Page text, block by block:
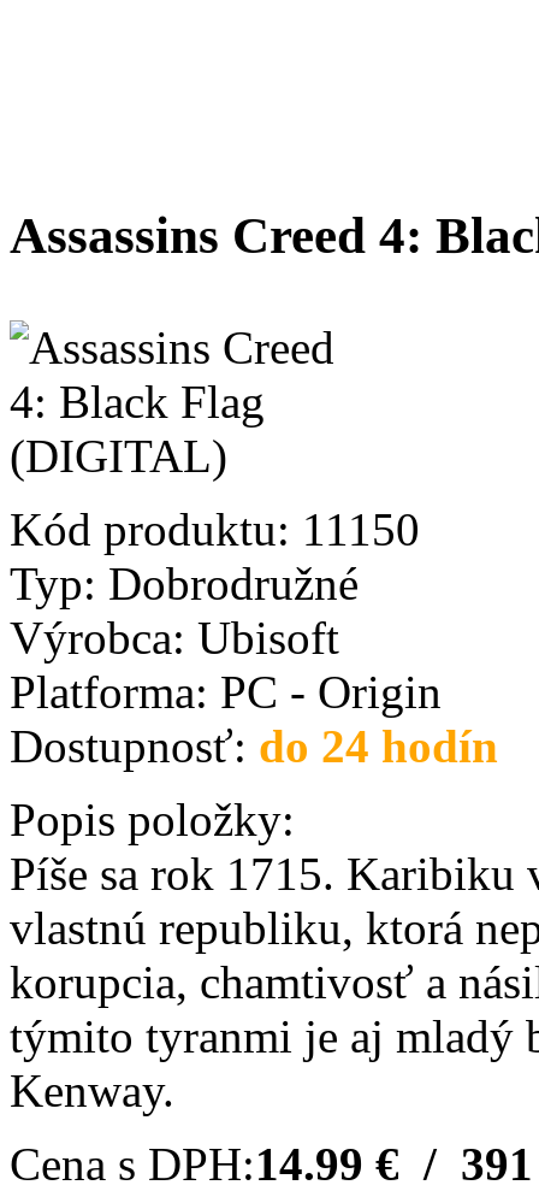
Assassins Creed 4:
Kód produktu: 11150
Typ: Dobrodružné
Výrobca: Ubisoft
Platforma: PC - Origin
Dostupnosť: do 24 hodín
Popis položky:
Píše sa rok 1715.
vlastnú republiku, ktorá
korupcia, chamtivosť a
týmito tyranmi je aj mladý
Kenway.
Cena s DPH:14.99 € /